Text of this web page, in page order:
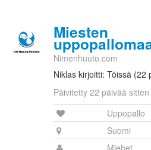
Miesten
Nimenhuuto.com
Niklas kirjoitti: Töissä (22
Päivitetty 22 päivää sitten
Uppopallo
Suomi